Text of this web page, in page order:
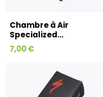
Chambre à Air
Specialized...
7,00 €